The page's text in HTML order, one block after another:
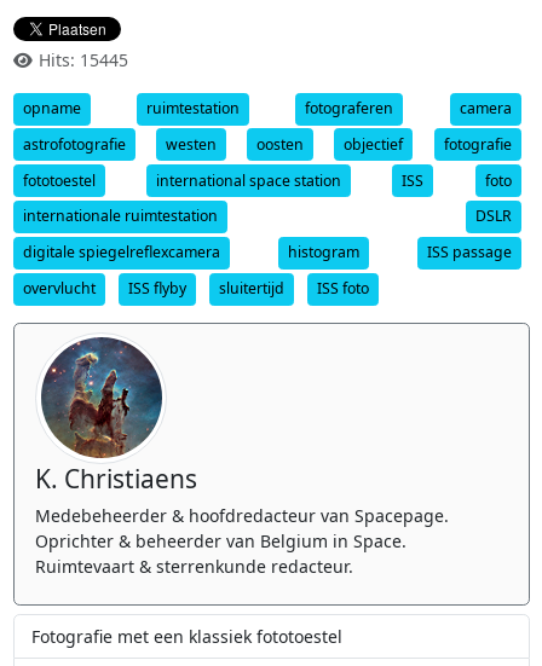
Hits: 15445
opname ruimtestation fotograferen
camera
astrofotografie
westen oosten objectief
fotografie
fototoestel
international space station ISS
foto
internationale ruimtestation
DSLR
digitale spiegelreflexcamera
histogram
ISS passage
overvlucht
ISS flyby sluitertijd ISS foto
K. Christiaens
Medebeheerder & hoofdredacteur van Spacepage.
Oprichter & beheerder van Belgium in Space.
Ruimtevaart & sterrenkunde redacteur.
Fotografie met een klassiek fototoestel